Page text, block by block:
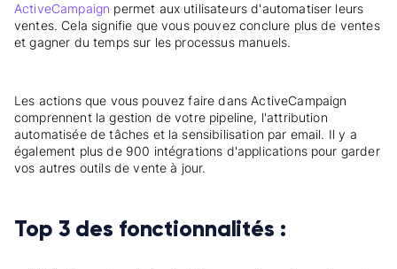
ActiveCampaign permet aux utilisateurs d'automatiser leurs
ventes. Cela signifie que vous pouvez conclure plus de ventes
et gagner du temps sur les processus manuels.
Les actions que vous pouvez faire dans ActiveCampaign
comprennent la gestion de votre pipeline, l'attribution
automatisée de tâches et la sensibilisation par email. Il y a
également plus de 900 intégrations d'applications pour garder
vos autres outils de vente à jour.
Top 3 des fonctionnalités :